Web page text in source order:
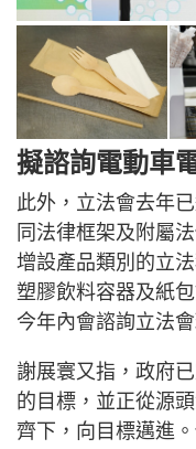
擬諮詢電動車
此外，立法會去年
同法律框架及附屬
增設產品類別的立
塑膠飲料容器及紙
今年內會諮詢立法
謝展寰又指，政府
的目標，並正從源
齊下，向目標邁進